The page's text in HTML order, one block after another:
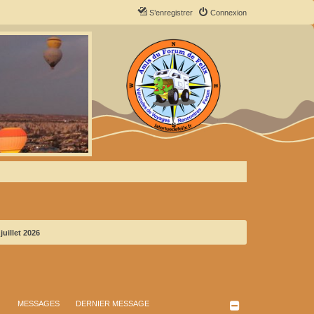
Connexion
S’enregistrer
2026
MESSAGES DERNIER MESSAGE